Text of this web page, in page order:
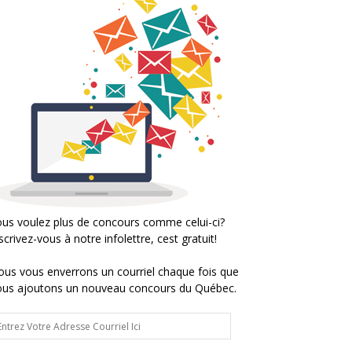
voulez plus de concours comme celui-ci?
vous à notre infolettre, cest gratuit!
vous enverrons un courriel chaque fois que
ajoutons un nouveau concours du Québec.